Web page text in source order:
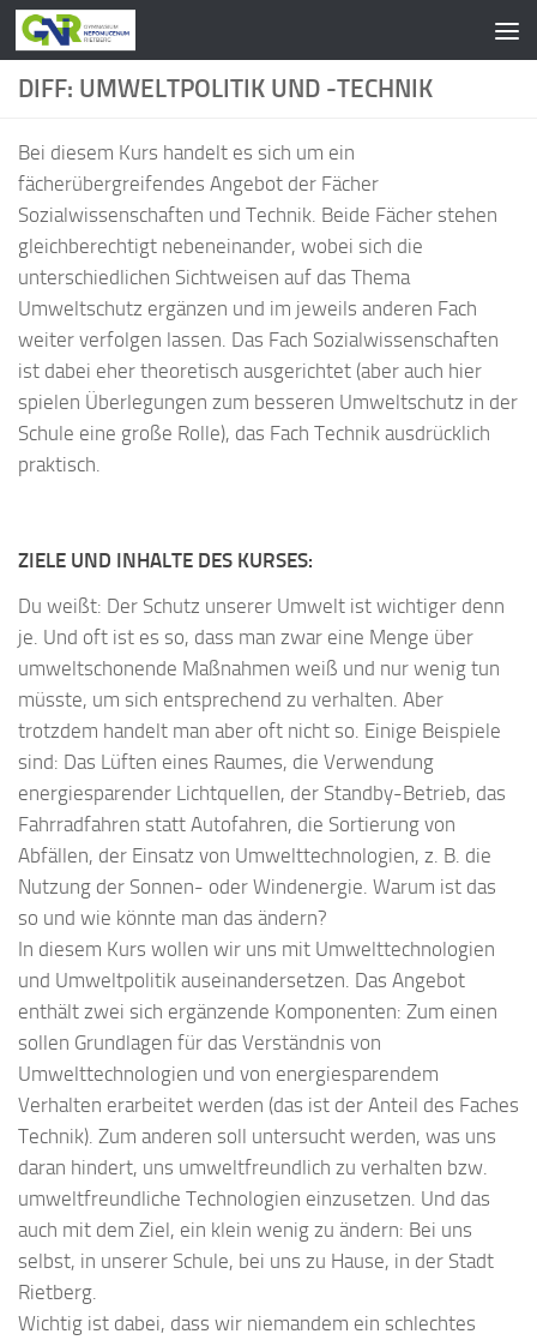
Zum Inhalt springen
DIFF: UMWELTPOLITIK UND -TECHNIK
Bei diesem Kurs handelt es sich um ein
fächerübergreifendes Angebot der Fächer
Sozialwissenschaften und Technik. Beide Fächer stehen
gleichberechtigt nebeneinander, wobei sich die
unterschiedlichen Sichtweisen auf das Thema
Umweltschutz ergänzen und im jeweils anderen Fach
weiter verfolgen lassen. Das Fach Sozialwissenschaften
ist dabei eher theoretisch ausgerichtet (aber auch hier
spielen Überlegungen zum besseren Umweltschutz in der
Schule eine große Rolle), das Fach Technik ausdrücklich
praktisch.
ZIELE UND INHALTE DES KURSES:
Du weißt: Der Schutz unserer Umwelt ist wichtiger denn
je. Und oft ist es so, dass man zwar eine Menge über
umweltschonende Maßnahmen weiß und nur wenig tun
müsste, um sich entsprechend zu verhalten. Aber
trotzdem handelt man aber oft nicht so. Einige Beispiele
sind: Das Lüften eines Raumes, die Verwendung
energiesparender Lichtquellen, der Standby-Betrieb, das
Fahrradfahren statt Autofahren, die Sortierung von
Abfällen, der Einsatz von Umwelttechnologien, z. B. die
Nutzung der Sonnen- oder Windenergie. Warum ist das
so und wie könnte man das ändern?
In diesem Kurs wollen wir uns mit Umwelttechnologien
und Umweltpolitik auseinandersetzen. Das Angebot
enthält zwei sich ergänzende Komponenten: Zum einen
sollen Grundlagen für das Verständnis von
Umwelttechnologien und von energiesparendem
Verhalten erarbeitet werden (das ist der Anteil des Faches
Technik). Zum anderen soll untersucht werden, was uns
daran hindert, uns umweltfreundlich zu verhalten bzw.
umweltfreundliche Technologien einzusetzen. Und das
auch mit dem Ziel, ein klein wenig zu ändern: Bei uns
selbst, in unserer Schule, bei uns zu Hause, in der Stadt
Rietberg.
Wichtig ist dabei, dass wir niemandem ein schlechtes